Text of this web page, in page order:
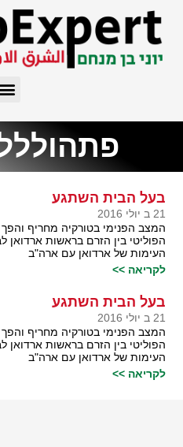
בעל הבית השתגע
21 ב יולי 2016
המצב הפנימי בטורקיה מחריף
הפוליטי בין הזרם בראשות ארדואן
העימות של ארדואן עם ארה"ב
לקריאה >>
בעל הבית השתגע
21 ב יולי 2016
המצב הפנימי בטורקיה מחריף
הפוליטי בין הזרם בראשות ארדואן
העימות של ארדואן עם ארה"ב
לקריאה >>